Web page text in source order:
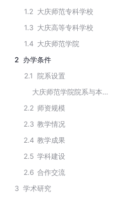
1.2 大庆师范专科学校
1.3 大庆高等专科学校
1.4 大庆师范学院
2 办学条件
2.1 院系设置
大庆师范学院院系与本科专业
2.2 师资规模
2.3 教学情况
2.4 教学成果
2.5 学科建设
2.6 合作交流
3 学术研究